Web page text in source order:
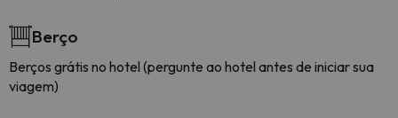
Berço
Berços grátis no hotel (pergunte ao hotel antes de iniciar sua
viagem)